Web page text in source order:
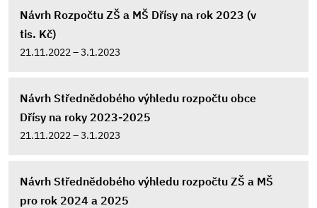
Návrh Rozpočtu ZŠ a MŠ Dřísy na rok 2023 (v
tis. Kč)
21.11.2022 – 3.1.2023
Návrh Střednědobého výhledu rozpočtu obce
Dřísy na roky 2023-2025
21.11.2022 – 3.1.2023
Návrh Střednědobého výhledu rozpočtu ZŠ a MŠ
pro rok 2024 a 2025